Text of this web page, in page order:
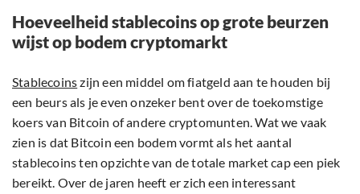
Hoeveelheid stablecoins op grote beurzen
wijst op bodem cryptomarkt
Stablecoinszijn een middel om fiatgeld aan te houden bij
een beurs als je even onzeker bent over de toekomstige
koers van Bitcoin of andere cryptomunten. Wat we vaak
zien is dat Bitcoin een bodem vormt als het aantal
stablecoins ten opzichte van de totale market cap een piek
bereikt. Over de jaren heeft er zich een interessant